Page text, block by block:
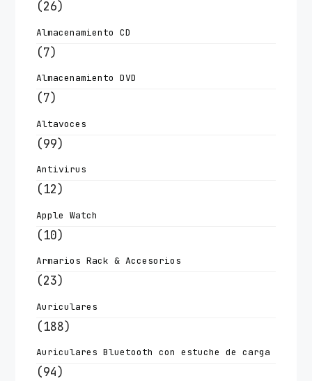
(26)
Almacenamiento CD
(7)
Almacenamiento DVD
(7)
Altavoces
(99)
Antivirus
(12)
Apple Watch
(10)
Armarios Rack & Accesorios
(23)
Auriculares
(188)
Auriculares Bluetooth con estuche de carga
(94)